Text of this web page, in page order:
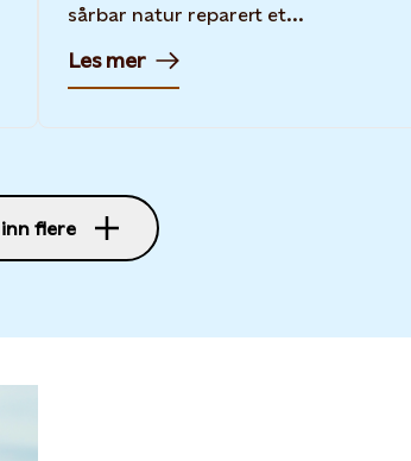
sårbar natur reparert et...
Les mer
flere